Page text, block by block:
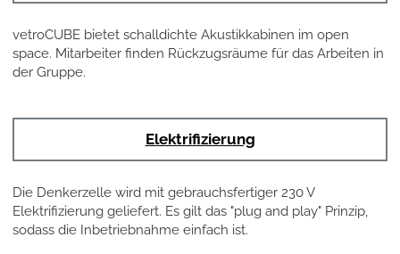
vetroCUBE bietet schalldichte Akustikkabinen im open
space. Mitarbeiter finden Rückzugsräume für das Arbeiten in
der Gruppe.
Elektrifizierung
Die Denkerzelle wird mit gebrauchsfertiger 230 V
Elektrifizierung geliefert. Es gilt das "plug and play" Prinzip,
sodass die Inbetriebnahme einfach ist.